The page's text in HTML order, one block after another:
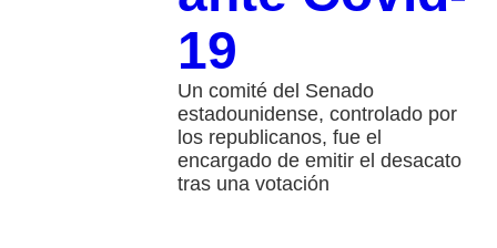
19
Un comité del Senado
estadounidense, controlado por
los republicanos, fue el
encargado de emitir el desacato
tras una votación